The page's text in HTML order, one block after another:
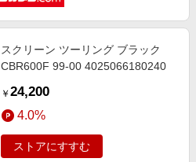
スクリーン ツーリング ブラック
CBR600F 99-00 4025066180240
￥ 24,200
4.0%
ストアにすすむ